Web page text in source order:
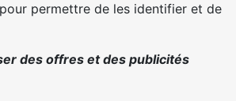
permettre de les identifier et de
des offres et des publicités